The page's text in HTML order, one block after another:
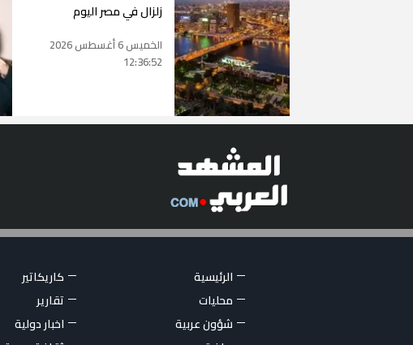
زلزال في مصر اليوم
الخميس 6 أغسطس 2026
12:36:52
الرئيسية كاريكاتير
محليات
تقارير
شؤون عربية
اخبار دولية